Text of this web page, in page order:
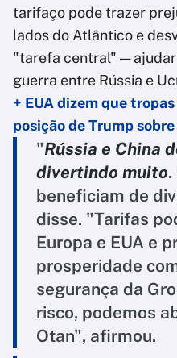
tarifaço pode trazer
lados do Atlântico e
"tarefa central" —
guerra entre Rússia e
+ EUA dizem que
posição de Trump
"Rússia e China
divertindo muito
beneficiam de
disse. "Tarifas
Europa e EUA e
prosperidade
segurança da
risco, podemos
Otan", afirmou.